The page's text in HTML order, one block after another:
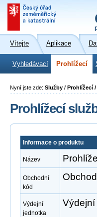
Vítejte Aplikace
Vyhledávací Prohlížecí
Nyní jste zde: Služby / Prohlížecí /
Prohlížecí
Informace o produktu
Název
Obchodní
kód
Výdejní
jednotka